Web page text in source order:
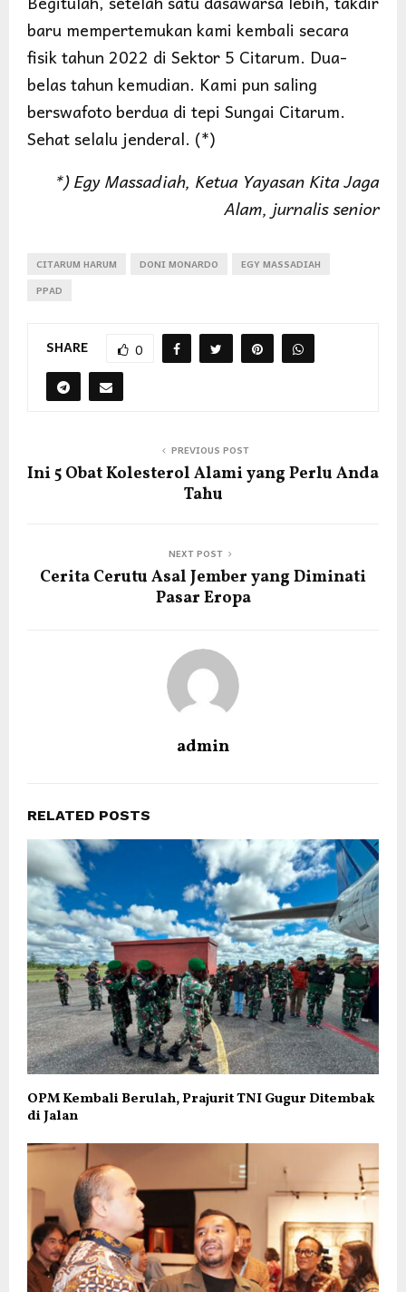
baru mempertemukan kami kembali secara
fisik tahun 2022 di Sektor 5 Citarum. Dua-
belas tahun kemudian. Kami pun saling
berswafoto berdua di tepi Sungai Citarum.
Sehat selalu jenderal. (*)
*) Egy Massadiah, Ketua Yayasan Kita Jaga
Alam, jurnalis senior
CITARUM HARUM DONI MONARDO
EGY MASSADIAH
PPAD
SHARE 0
PREVIOUS POST
Ini 5 Obat Kolesterol Alami yang Perlu Anda
Tahu
NEXT POST
Cerita Cerutu Asal Jember yang Diminati
Pasar Eropa
admin
RELATED POSTS
OPM Kembali Berulah, Prajurit TNI Gugur Ditembak
di Jalan